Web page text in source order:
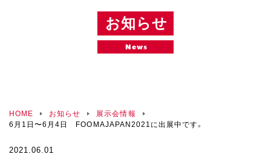
お知らせ
News
HOME お知らせ
展示会情報
6月1日〜6月4日 FOOMAJAPAN2021に出展中です。
2021.06.01